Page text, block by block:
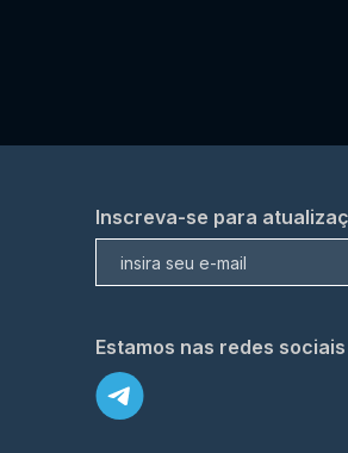
Inscreva-se para
Estamos nas redes sociais